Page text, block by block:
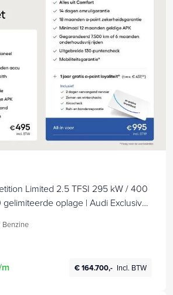
Limited 2.5 TFSI 295 kW / 400
Benzine
€ 164.700,- Incl. BTW